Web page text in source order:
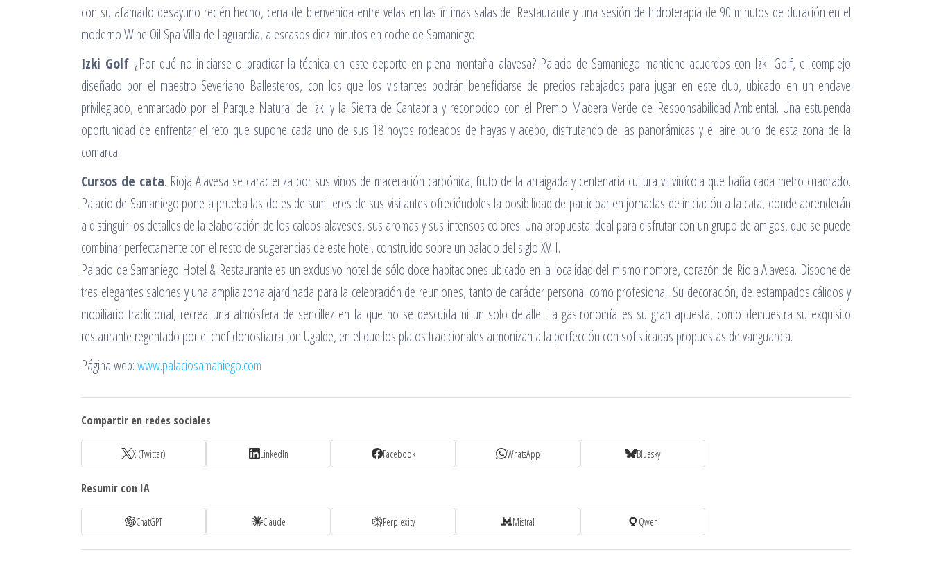
con su afamado desayuno recién hecho, cena de bienvenida entre velas en las íntimas salas del Restaurante y una sesión de hidroterapia de 90 minutos de duración en el
moderno Wine Oil Spa Villa de Laguardia, a escasos diez minutos en coche de Samaniego.
Izki Golf. ¿Por qué no iniciarse o practicar la técnica en este deporte en plena montaña alavesa? Palacio de Samaniego mantiene acuerdos con Izki Golf, el complejo
diseñado por el maestro Severiano Ballesteros, con los que los visitantes podrán beneficiarse de precios rebajados para jugar en este club, ubicado en un enclave
privilegiado, enmarcado por el Parque Natural de Izki y la Sierra de Cantabria y reconocido con el Premio Madera Verde de Responsabilidad Ambiental. Una estupenda
oportunidad de enfrentar el reto que supone cada uno de sus 18 hoyos rodeados de hayas y acebo, disfrutando de las panorámicas y el aire puro de esta zona de la
comarca.
Cursos de cata. Rioja Alavesa se caracteriza por sus vinos de maceración carbónica, fruto de la arraigada y centenaria cultura vitivinícola que baña cada metro cuadrado.
Palacio de Samaniego pone a prueba las dotes de sumilleres de sus visitantes ofreciéndoles la posibilidad de participar en jornadas de iniciación a la cata, donde aprenderán
a distinguir los detalles de la elaboración de los caldos alaveses, sus aromas y sus intensos colores. Una propuesta ideal para disfrutar con un grupo de amigos, que se puede
combinar perfectamente con el resto de sugerencias de este hotel, construido sobre un palacio del siglo XVII.
Palacio de Samaniego Hotel & Restaurante es un exclusivo hotel de sólo doce habitaciones ubicado en la localidad del mismo nombre, corazón de Rioja Alavesa. Dispone de
tres elegantes salones y una amplia zona ajardinada para la celebración de reuniones, tanto de carácter personal como profesional. Su decoración, de estampados cálidos y
mobiliario tradicional, recrea una atmósfera de sencillez en la que no se descuida ni un solo detalle. La gastronomía es su gran apuesta, como demuestra su exquisito
restaurante regentado por el chef donostiarra Jon Ugalde, en el que los platos tradicionales armonizan a la perfección con sofisticadas propuestas de vanguardia.
Página web:www.palaciosamaniego.com
Compartir en redes sociales
X (Twitter) LinkedIn Facebook WhatsApp Bluesky
Resumir con IA
ChatGPT Claude Perplexity Mistral Qwen